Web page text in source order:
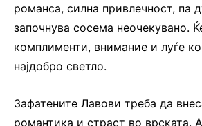
романса, силна привлечност, па
започнува сосема неочекувано.
комплименти, внимание и луѓе
најдобро светло.
Зафатените Лавови треба да
романтика и страст во врската.